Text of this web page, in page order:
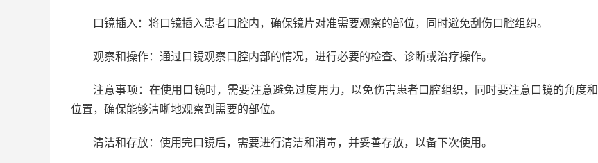
口镜插入：将口镜插入患者口腔内，确保镜片对准需要观察的部位，同时避免刮伤口腔组织。
观察和操作：通过口镜观察口腔内部的情况，进行必要的检查、诊断或治疗操作。
注意事项：在使用口镜时，需要注意避免过度用力，以免伤害患者口腔组织，同时要注意口镜的角度和
位置，确保能够清晰地观察到需要的部位。
清洁和存放：使用完口镜后，需要进行清洁和消毒，并妥善存放，以备下次使用。